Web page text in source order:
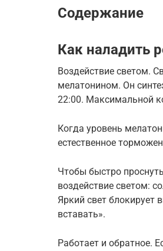
Содержание
Как наладить
Воздействие светом.
мелатонином. Он
22:00. Максимальной
Когда уровень
естественное
Чтобы быстро
воздействие светом:
Яркий свет блокирует
вставать».
Работает и обратное.